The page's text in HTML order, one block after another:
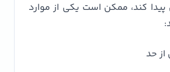
پیدا کند، ممکن است یکی از موارد
حد